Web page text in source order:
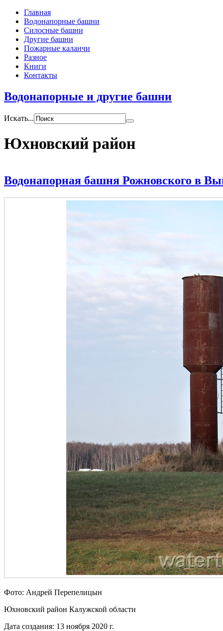
Главная
Водонапорные башни
Силосные башни
Другие башни
Пожарные каланчи
Разное
Книги
Контакты
Водонапорные и другие башни
Искать...
Юхновский район
Водонапорная башня Рожновского в
Фото: Андрей Перепелицын
Юхновский район Калужской области
Дата создания: 13 ноября 2020 г.